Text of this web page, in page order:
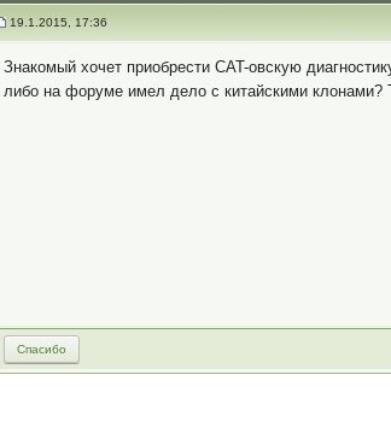
19.1.2015, 17:36
Знакомый хочет приобрести CAT-овскую
либо на форуме имел дело с китайскими клонами?
Спасибо